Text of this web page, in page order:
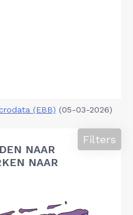
(EBB) (05-03-2026)
NAAR
NAAR
Filters